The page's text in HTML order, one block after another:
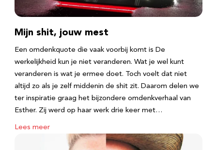
Mijn shit, jouw mest
Een omdenkquote die vaak voorbij komt is De
werkelijkheid kun je niet veranderen. Wat je wel kunt
veranderen is wat je ermee doet. Toch voelt dat niet
altijd zo als je zelf middenin de shit zit. Daarom delen we
ter inspiratie graag het bijzondere omdenkverhaal van
Esther. Zij werd op haar werk drie keer met…
Lees meer